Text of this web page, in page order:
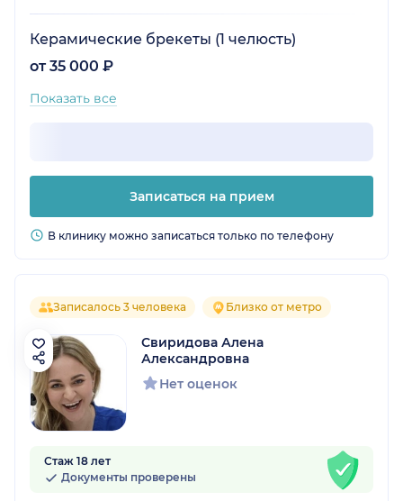
Керамические брекеты (1 челюсть)
от 35 000 ₽
Показать все
Записаться на прием
В клинику можно записаться только по телефону
Записалось 3 человека Близко от метро
Свиридова Алена
Александровна
Нет оценок
Стаж 18 лет
Документы проверены